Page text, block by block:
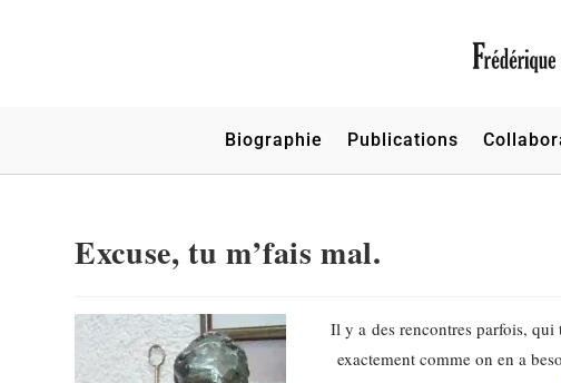
Biographie Publications
Excuse, tu m’fais mal.
Il y a des rencontres parfois,
exactement comme on en a